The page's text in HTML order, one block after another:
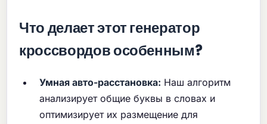
Что делает этот генератор
кроссвордов особенным?
Умная авто-расстановка: Наш алгоритм
анализирует общие буквы в словах и
оптимизирует их размещение для